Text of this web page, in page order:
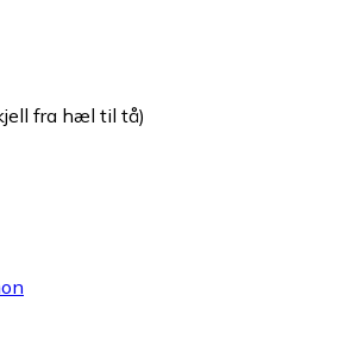
fra hæl til tå)